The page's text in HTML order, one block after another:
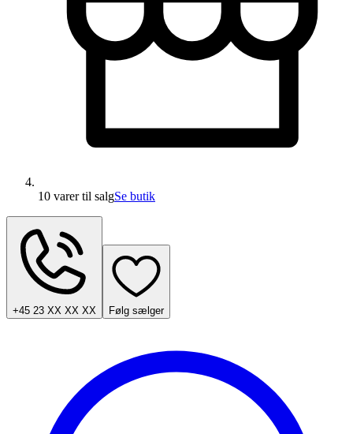
10 varertil salgSe butik
+45 23 XX XX XX Følg sælger